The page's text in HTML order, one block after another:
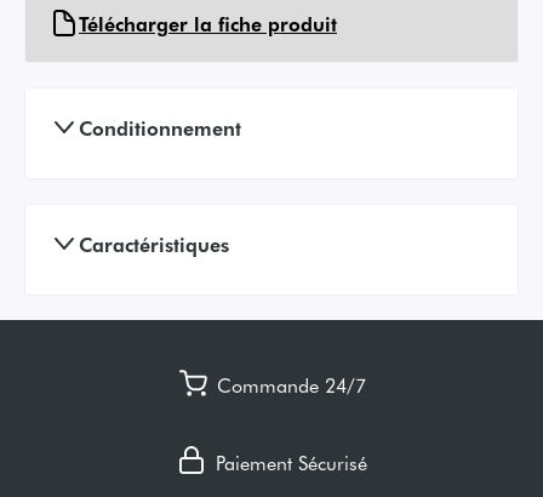
Télécharger la fiche produit
Conditionnement
Caractéristiques
Commande 24/7
Paiement Sécurisé